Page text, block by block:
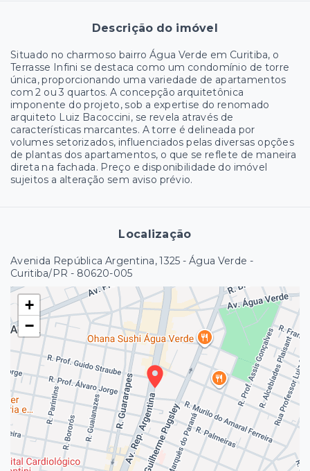
Descrição do imóvel
Situado no charmoso bairro Água Verde em Curitiba, o
Terrasse Infini se destaca como um condomínio de torre
única, proporcionando uma variedade de apartamentos
com 2 ou 3 quartos. A concepção arquitetônica
imponente do projeto, sob a expertise do renomado
arquiteto Luiz Bacoccini, se revela através de
características marcantes. A torre é delineada por
volumes setorizados, influenciados pelas diversas opções
de plantas dos apartamentos, o que se reflete de maneira
direta na fachada. Preço e disponibilidade do imóvel
sujeitos a alteração sem aviso prévio.
Localização
Avenida República Argentina, 1325 - Água Verde -
Curitiba/PR - 80620-005
+
−